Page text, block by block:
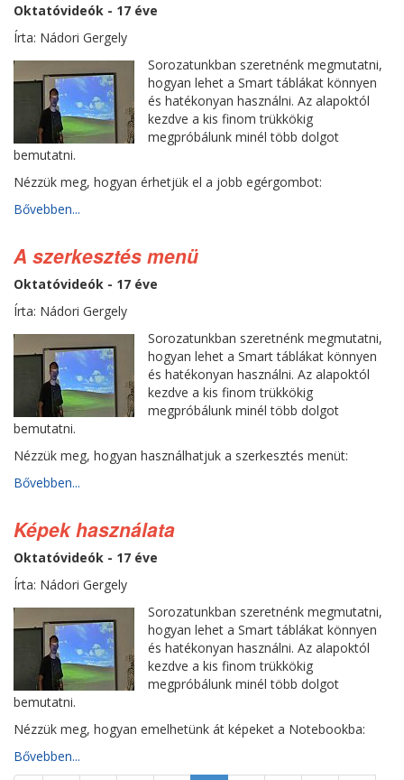
Oktatóvideók - 17 éve
Írta: Nádori Gergely
Sorozatunkban szeretnénk megmutatni,
hogyan lehet a Smart táblákat könnyen
és hatékonyan használni. Az alapoktól
kezdve a kis finom trükkökig
megpróbálunk minél több dolgot
bemutatni.
Nézzük meg, hogyan érhetjük el a jobb egérgombot:
Bővebben...
A szerkesztés menü
Oktatóvideók - 17 éve
Írta: Nádori Gergely
Sorozatunkban szeretnénk megmutatni,
hogyan lehet a Smart táblákat könnyen
és hatékonyan használni. Az alapoktól
kezdve a kis finom trükkökig
megpróbálunk minél több dolgot
bemutatni.
Nézzük meg, hogyan használhatjuk a szerkesztés menüt:
Bővebben...
Képek használata
Oktatóvideók - 17 éve
Írta: Nádori Gergely
Sorozatunkban szeretnénk megmutatni,
hogyan lehet a Smart táblákat könnyen
és hatékonyan használni. Az alapoktól
kezdve a kis finom trükkökig
megpróbálunk minél több dolgot
bemutatni.
Nézzük meg, hogyan emelhetünk át képeket a Notebookba:
Bővebben...